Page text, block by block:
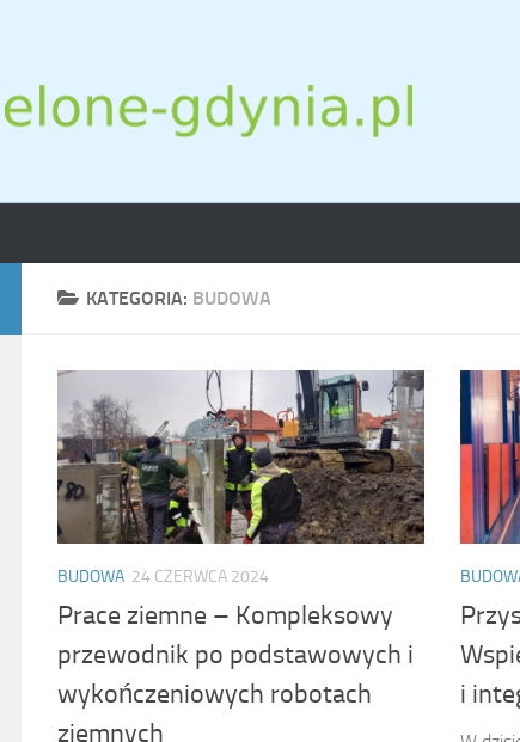
KATEGORIA: BUDOWA
BUDOWA 24 CZERWCA 2024
Prace ziemne – Kompleksowy
przewodnik po podstawowych i
wykończeniowych robotach
ziemnych
i